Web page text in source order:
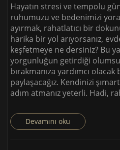
Hayatın stresi ve tempolu
ruhumuzu ve bedenimizi
ayırmak, rahatlatıcı bir
harika bir yol arıyorsanız,
keşfetmeye ne dersiniz? Bu
yorgunluğun getirdiği
bırakmanıza yardımcı olacak
paylaşacağız. Kendinizi
adım atmanız yeterli. Hadi,
Devamını oku